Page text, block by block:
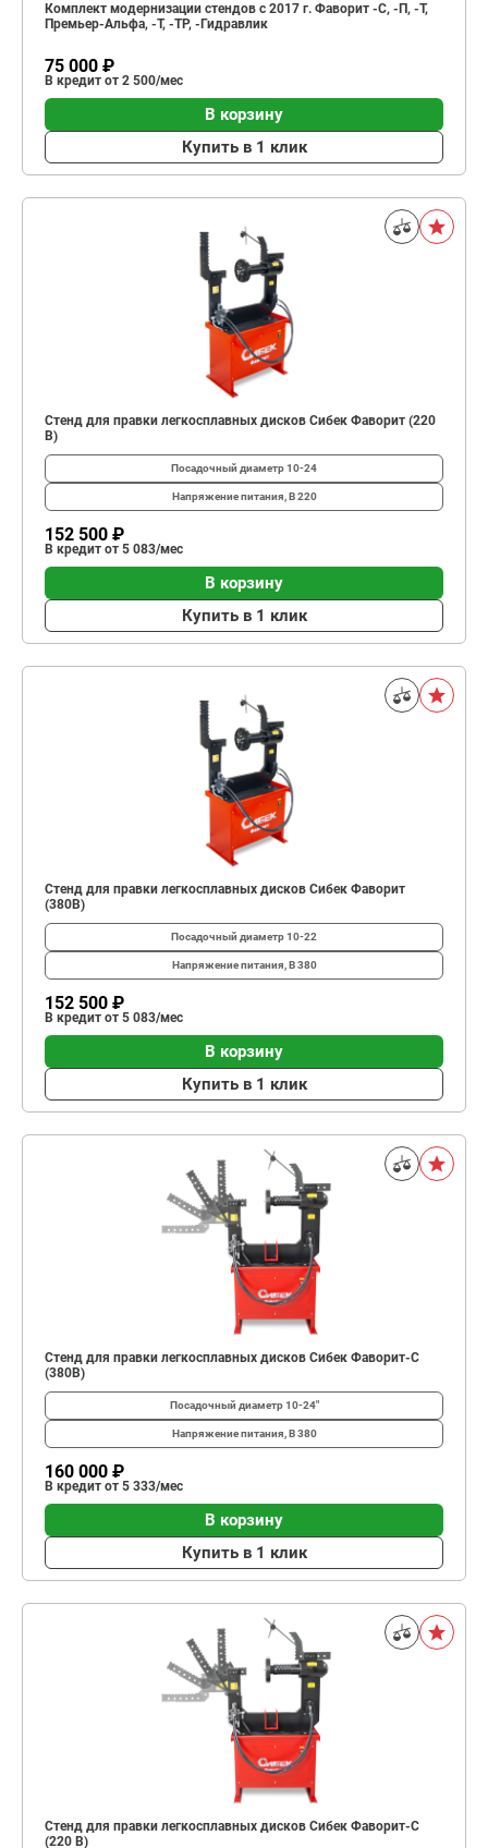
Комплект модернизации стендов с 2017 г. Фаворит -С, -П, -Т,
Премьер-Альфа, -Т, -ТР, -Гидравлик
75 000 ₽
В кредит от 2 500/мес
В корзину
Купить в 1 клик
Стенд для правки легкосплавных дисков Сибек Фаворит (220
В)
Посадочный диаметр10-24
Напряжение питания, В220
152 500 ₽
В кредит от 5 083/мес
В корзину
Купить в 1 клик
Стенд для правки легкосплавных дисков Сибек Фаворит
(380В)
Посадочный диаметр10-22
Напряжение питания, В380
152 500 ₽
В кредит от 5 083/мес
В корзину
Купить в 1 клик
Стенд для правки легкосплавных дисков Сибек Фаворит-С
(380В)
Посадочный диаметр10-24"
Напряжение питания, В380
160 000 ₽
В кредит от 5 333/мес
В корзину
Купить в 1 клик
Стенд для правки легкосплавных дисков Сибек Фаворит-С
(220 В)